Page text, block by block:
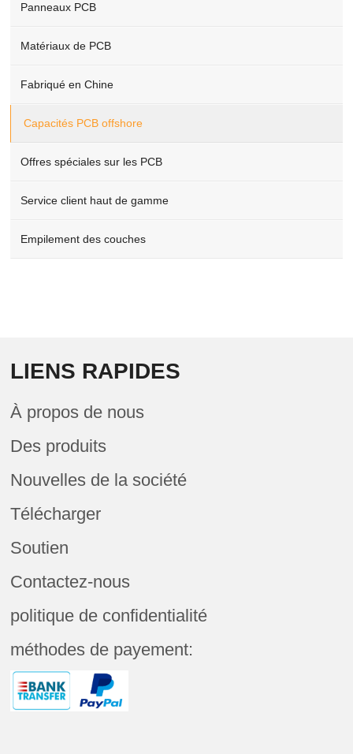
Panneaux PCB
Matériaux de PCB
Fabriqué en Chine
Capacités PCB offshore
Offres spéciales sur les PCB
Service client haut de gamme
Empilement des couches
LIENS RAPIDES
À propos de nous
Des produits
Nouvelles de la société
Télécharger
Soutien
Contactez-nous
politique de confidentialité
méthodes de payement: